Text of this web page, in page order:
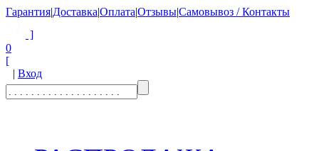
Гарантия|Доставка|Оплата|Отзывы|Самовывоз / Контакты
]
0
[
| Вход